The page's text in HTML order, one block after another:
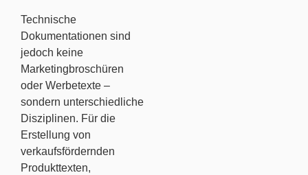
Technische
Dokumentationen sind
jedoch keine
Marketingbroschüren
oder Werbetexte –
sondern unterschiedliche
Disziplinen. Für die
Erstellung von
verkaufsfördernden
Produkttexten,